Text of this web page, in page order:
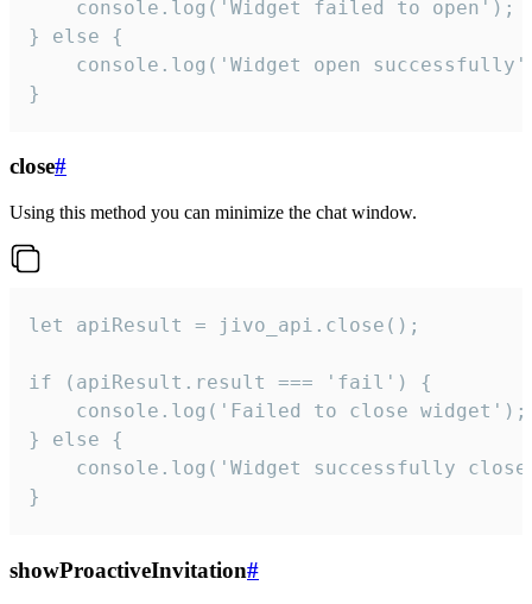
    console.log('Widget failed to open');
} else {
console.log('Widget open
}
close#
Using this method you can minimize the chat window.
let apiResult = jivo_api.close();
if (apiResult.result === 'fail') {
    console.log('Failed to close widget');
} else {
console.log('Widget successfully
}
showProactiveInvitation#